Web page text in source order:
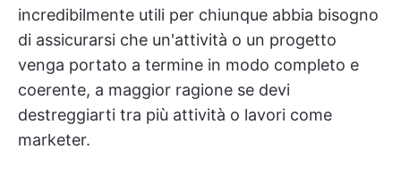
incredibilmente utili per chiunque abbia bisogno
di assicurarsi che un'attività o un progetto
venga portato a termine in modo completo e
coerente, a maggior ragione se devi
destreggiarti tra più attività o lavori come
marketer.